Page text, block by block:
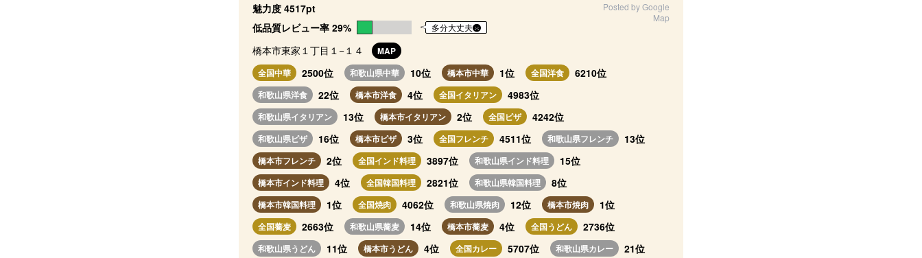
魅力度 4517pt
低品質レビュー率 29%
多分大丈夫
Posted by Google
Map
橋本市東家１丁目１−１４
MAP
全国中華
2500位 和歌山県中華 10位 橋本市中華 1位 全国洋食 6210位
和歌山県洋食 22位 橋本市洋食 4位 全国イタリアン 4983位
和歌山県イタリアン 13位 橋本市イタリアン 2位 全国ピザ 4242位
和歌山県ピザ 16位 橋本市ピザ 3位 全国フレンチ 4511位 和歌山県フレンチ 13位
橋本市フレンチ 2位 全国インド料理 3897位 和歌山県インド料理 15位
橋本市インド料理 4位 全国韓国料理 2821位 和歌山県韓国料理 8位
橋本市韓国料理 1位 全国焼肉 4062位 和歌山県焼肉 12位 橋本市焼肉 1位
全国蕎麦 2663位 和歌山県蕎麦 14位 橋本市蕎麦 4位 全国うどん 2736位
和歌山県うどん 11位 橋本市うどん 4位 全国カレー 5707位 和歌山県カレー 21位